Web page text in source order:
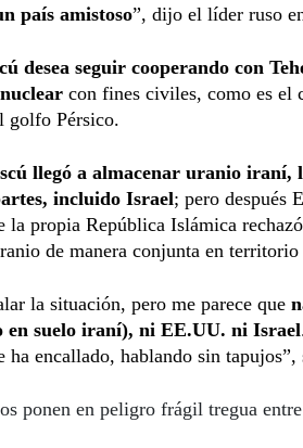
país amistoso”, dijo el líder ruso
desea seguir cooperando con
con fines civiles, como es el
golfo Pérsico.
llegó a almacenar uranio iraní,
incluido Israel; pero después
la propia República Islámica
de manera conjunta en
la situación, pero me parece que
en suelo iraní), ni EE.UU. ni Israel
ha encallado, hablando sin tapujos”,
ponen en peligro frágil tregua